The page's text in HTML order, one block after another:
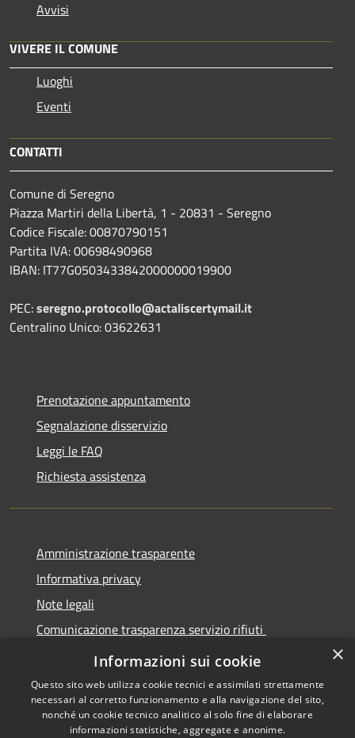
Avvisi
VIVERE IL COMUNE
Luoghi
Eventi
CONTATTI
Comune di Seregno
Piazza Martiri della Libertà, 1 - 20831 - Seregno
Codice Fiscale: 00870790151
Partita IVA: 00698490968
IBAN: IT77G0503433842000000019900
PEC:seregno.protocollo@actaliscertymail.it
Centralino Unico: 03622631
Prenotazione appuntamento
Segnalazione disservizio
Leggi le FAQ
Richiesta assistenza
Amministrazione trasparente
Informativa privacy
Note legali
Comunicazione trasparenza servizio rifiuti
Dichiarazione di accessibilità
Copyright © 2026 • Città di
×
Informazioni sui cookie
Questo sito web utilizza cookie tecnici e assimilati strettamente
necessari al corretto funzionamento e alla navigazione del sito,
nonché un cookie tecnico analitico al solo fine di elaborare
informazioni statistiche, aggregate e anonime.